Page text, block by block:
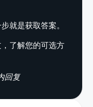
就是获取答案。
了解您的可选方
回复